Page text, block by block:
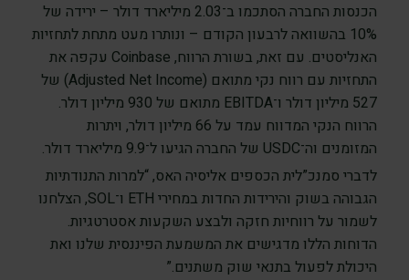
הכנסות החברה הסתכמו ב־2.03 מיליארד דולר – ירידה של
10% בהשוואה לרבעון הקודם – ונותרו מעט מתחת לתחזיות
האנליסטים. עם זאת, בשורת הרווח, Coinbase עקפה את
התחזיות עם רווח נקי מתואם (Adjusted Net Income) של
527 מיליון דולר ו־EBITDA מתואם של 930 מיליון דולר.
הרווח הנקי המדווח עמד על 66 מיליון דולר, ויתרות
המזומנים וה־USDC של החברה הגיעו ל־9.9 מיליארד דולר.
לדברי סמנכ”לית הכספים אליסיה האס, “למרות התנודתיות
הגבוהה בשוק והירידות החדות במחירי ETH ו־SOL, הצלחנו
לשמור על רווחיות חזקה ולבצע השקעות אסטרטגיות.
הדוחות הללו מדגישים את המשמעת הפיננסית שלנו ואת
היכולת לפעול בתנאי שוק משתנים.”